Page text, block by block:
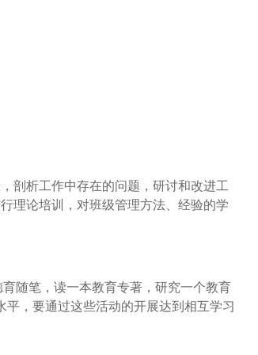
剖析工作中存在的问题，研讨和改进工
理论培训，对班级管理方法、经验的学
随笔，读一本教育专著，研究一个教育
，要通过这些活动的开展达到相互学习